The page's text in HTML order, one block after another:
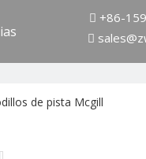
 +86-

de pista Mcgill